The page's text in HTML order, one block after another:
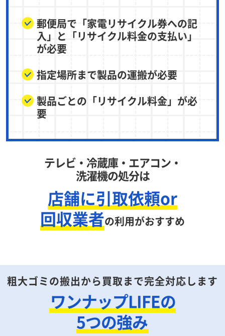
郵便局で「家電リサイクル券への記
入」と「リサイクル料金の支払い」
が必要
指定場所まで製品の運搬が必要
製品ごとの「リサイクル料金」が必
要
テレビ・冷蔵庫・エアコン・
洗濯機の処分は
店舗に引取依頼or
回収業者の利用がおすすめ
粗大ゴミの搬出から買取まで完全対応します
ワンナップLIFEの
5つの強み